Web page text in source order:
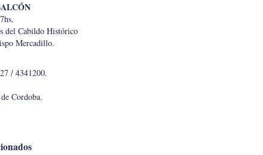
del Cabildo Histórico
Mercadillo.
/ 4341200.
Cordoba.